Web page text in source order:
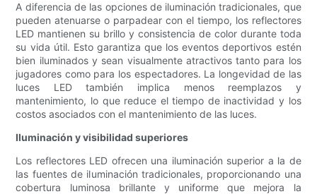
A diferencia de las opciones de iluminación tradicionales, que
pueden atenuarse o parpadear con el tiempo, los reflectores
LED mantienen su brillo y consistencia de color durante toda
su vida útil. Esto garantiza que los eventos deportivos estén
bien iluminados y sean visualmente atractivos tanto para los
jugadores como para los espectadores. La longevidad de las
luces LED también implica menos reemplazos y
mantenimiento, lo que reduce el tiempo de inactividad y los
costos asociados con el mantenimiento de las luces.
Iluminación y visibilidad superiores
Los reflectores LED ofrecen una iluminación superior a la de
las fuentes de iluminación tradicionales, proporcionando una
cobertura luminosa brillante y uniforme que mejora la